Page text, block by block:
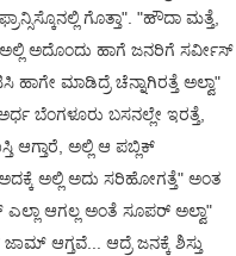
ಗೊತ್ತಾ". "ಹೌದಾ ಮತ್ತೆ,
ಅದೊಂದು ಹಾಗೆ ಜನರಿಗೆ ಸರ್ವೀಸ್
ಮಾಡಿದ್ರೆ ಚೆನ್ನಾಗಿರತ್ತೆ ಅಲ್ವಾ"
ಬೆಂಗಳೂರು ಬಸನಲ್ಲೇ ಇರತ್ತೆ,
ಆಗ್ತಾರೆ, ಅಲ್ಲಿ ಆ ಪಬ್ಲಿಕ್
ಅಲ್ಲಿ ಅದು ಸರಿಹೋಗತ್ತೆ" ಅಂತ
ಆಗಲ್ಲ ಅಂತೆ ಸೂಪರ್ ಅಲ್ವಾ"
ಆಗ್ತವೆ... ಆದ್ರೆ ಜನಕ್ಕೆ ಶಿಸ್ತು